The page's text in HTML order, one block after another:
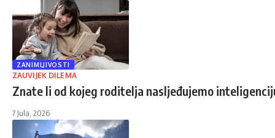
ZANIMLJIVOSTI
ZAUVIJEK DILEMA
Znate li od kojeg roditelja nasljeđujemo
7 Jula, 2026